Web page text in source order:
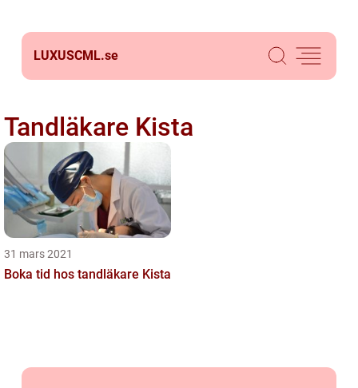
LUXUSCML.se
Tandläkare Kista
31 mars 2021
Boka tid hos tandläkare Kista